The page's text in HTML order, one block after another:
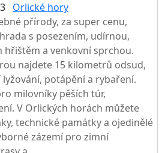
Orlické hory
přírody, za super cenu,
s posezením, udírnou,
hřištěm a venkovní sprchou.
najdete 15 kilometrů odsud,
potápění a rybaření.
milovníky pěších túr,
V Orlických horách můžete
technické památky a ojedinělé
zázemí pro zimní